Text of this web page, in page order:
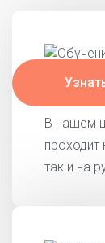
В нашем
проходит
так и на